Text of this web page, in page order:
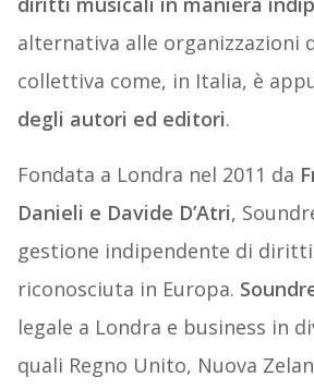
alternativa alle organizzazioni
collettiva come, in Italia, è
degli autori ed editori.
Fondata a Londra nel 2011 da
Danieli e Davide D’Atri,
gestione indipendente di
riconosciuta in Europa.
legale a Londra e business in
quali Regno Unito, Nuova